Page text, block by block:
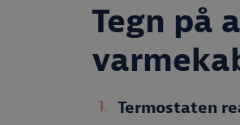
Tegn på
Termostaten